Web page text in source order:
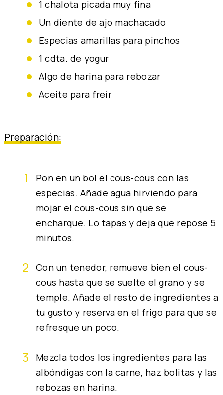
1 chalota picada muy fina
un diente de ajo machacado
especias amarillas para pinchos
1 cdta. de yogur
algo de harina para rebozar
aceite para freír
Preparación:
Pon en un bol el cous-cous con las
especias. Añade agua hirviendo para
mojar el cous-cous sin que se
encharque. Lo tapas y deja que repose 5
minutos.
Con un tenedor, remueve bien el cous-
cous hasta que se suelte el grano y se
temple. Añade el resto de ingredientes a
tu gusto y reserva en el frigo para que se
refresque un poco.
Mezcla todos los ingredientes para las
albóndigas con la carne, haz bolitas y las
rebozas en harina.